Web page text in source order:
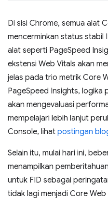
Di sisi Chrome, semua alat
mencerminkan status stabil
alat seperti PageSpeed
ekstensi Web Vitals akan
jelas pada trio metrik Core
PageSpeed Insights, logika
akan mengevaluasi
mempelajari lebih lanjut
Console, lihat postingan
Selain itu, mulai hari ini,
menampilkan
untuk FID sebagai
tidak lagi menjadi Core